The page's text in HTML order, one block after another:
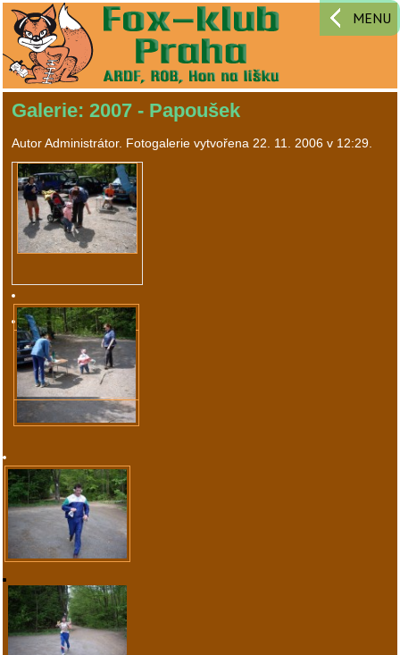
MENU
Galerie: 2007 - Papoušek
AutorAdministrátor. Fotogalerie vytvořena 22. 11. 2006 v 12:29.